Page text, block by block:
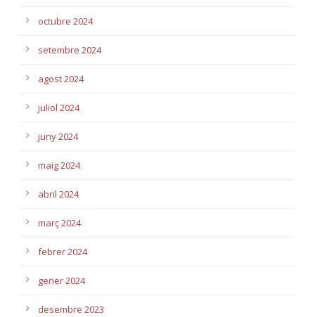
octubre 2024
setembre 2024
agost 2024
juliol 2024
juny 2024
maig 2024
abril 2024
març 2024
febrer 2024
gener 2024
desembre 2023